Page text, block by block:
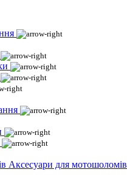
Аксесуари для мотошоломів